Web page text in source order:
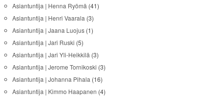
Asiantuntija | Henna Ryömä (41)
Asiantuntija | Henri Vaarala (3)
Asiantuntija | Jaana Luojus(1)
Asiantuntija | Jari Ruski (5)
Asiantuntija | Jari Yli-Heikkilä (3)
Asiantuntija | Jerome Tornikoski (3)
Asiantuntija | Johanna Pihala (16)
Asiantuntija | Kimmo Haapanen (4)